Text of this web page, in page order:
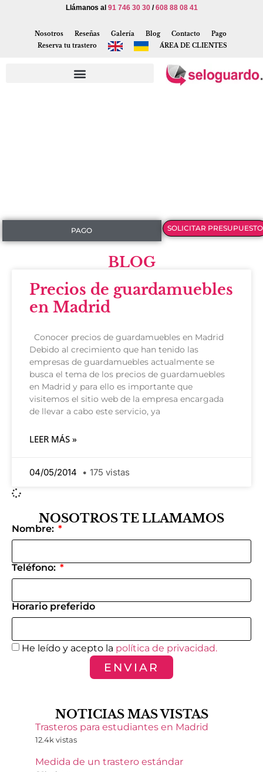
Llámanos al 91 746 30 30/608 88 08 41
Nosotros Reseñas Galería Blog Contacto
Pago
Reserva tu trastero
ÁREA DE CLIENTES
PAGO SOLICITAR PRESUPUESTO
BLOG
Precios de guardamuebles
en Madrid
Conocer precios de guardamuebles en Madrid
Debido al crecimiento que han tenido las
empresas de guardamuebles actualmente se
busca el tema de los precios de guardamuebles
en Madrid y para ello es importante que
visitemos el sitio web de la empresa encargada
de llevar a cabo este servicio, ya
LEER MÁS »
04/05/2014 175 vistas
NOSOTROS TE LLAMAMOS
Nombre:
Teléfono:
Horario preferido
He leído y acepto la política de privacidad.
ENVIAR
NOTICIAS MAS VISTAS
Trasteros para estudiantes en Madrid
12.4k vistas
Medida de un trastero estándar